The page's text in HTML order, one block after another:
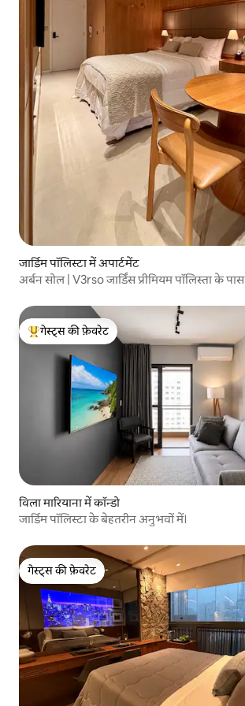
जार्डिम पॉलिस्टा में अपार्टमेंट
अर्बन सोल | V3rso जार्डिंस प्रीमियम पॉलिस्ता के पास
गेस्ट्स का टॉप फ़ेवरेट
गेस्ट्स की फ़ेवरेट
विला मारियाना में कॉन्डो
जार्डिम पॉलिस्टा के बेहतरीन अनुभवों में।
गेस्ट्स की फ़ेवरेट
गेस्ट्स की फ़ेवरेट